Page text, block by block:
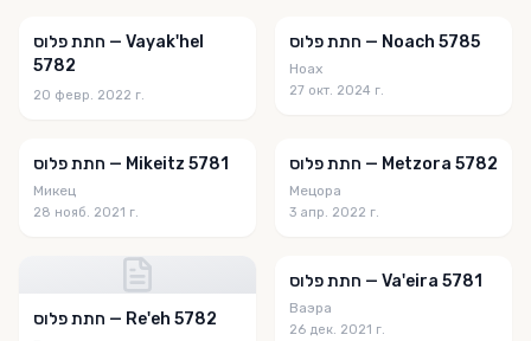
חתת פלוס — Vayak'hel
5782
20 февр. 2022 г.
חתת פלוס — Noach 5785
Ноах
27 окт. 2024 г.
חתת פלוס — Mikeitz 5781
Микец
28 нояб. 2021 г.
חתת פלוס — Metzora 5782
Мецора
3 апр. 2022 г.
חתת פלוס — Re'eh 5782
חתת פלוס — Va'eira 5781
Ваэра
26 дек. 2021 г.